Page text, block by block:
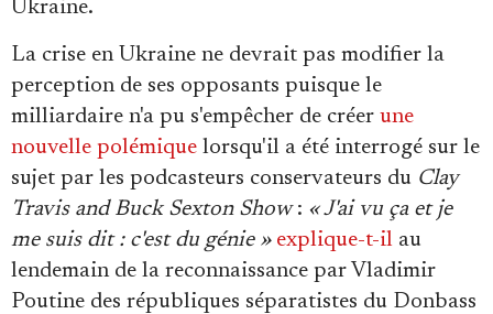
Ukraine.
La crise en Ukraine ne devrait pas modifier la
perception de ses opposants puisque le
milliardaire n'a pu s'empêcher de créer une
nouvelle polémique lorsqu'il a été interrogé sur le
sujet par les podcasteurs conservateurs du Clay
Travis and Buck Sexton Show : « J'ai vu ça et je
me suis dit : c'est du génie » explique-t-il au
lendemain de la reconnaissance par Vladimir
Poutine des républiques séparatistes du Donbass